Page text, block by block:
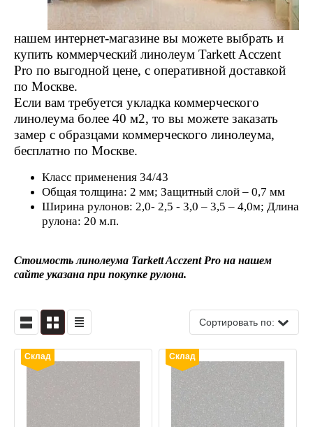
нашем интернет-магазине вы можете выбрать и
купить коммерческий линолеум Tarkett Acczent
Pro по выгодной цене, с оперативной доставкой
по Москве.
Если вам требуется укладка коммерческого
линолеума более 40 м2, то вы можете заказать
замер с образцами коммерческого линолеума,
бесплатно по Москве.
Класс применения 34/43
Общая толщина: 2 мм; Защитный слой – 0,7 мм
Ширина рулонов: 2,0- 2,5 - 3,0 – 3,5 – 4,0м; Длина
рулона: 20 м.п.
Стоимость линолеума Tarkett Acczent Pro на нашем
сайте указана при покупке рулона.
Сортировать по:
Склад Склад